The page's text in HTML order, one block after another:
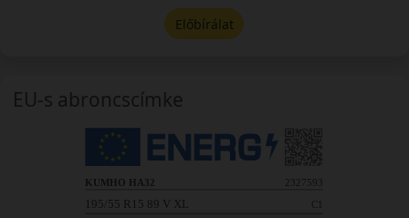
Előbírálat
EU-s abroncscímke